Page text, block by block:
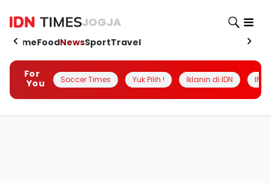
JOGJA
HomeFoodNewsSportTravel
For
You
Soccer Times Yuk Pilih ! Iklanin di IDN